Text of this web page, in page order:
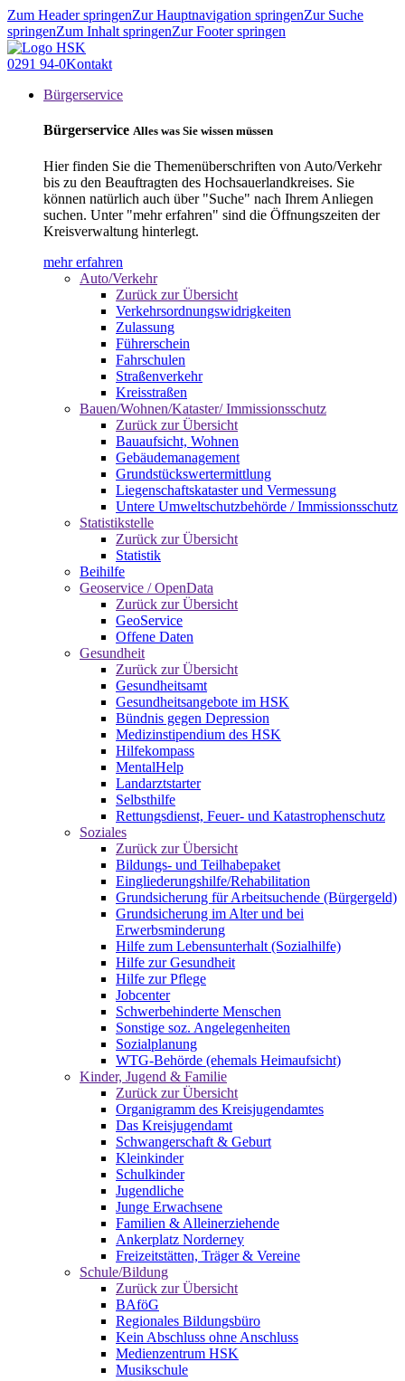
Zum Header springenZur Hauptnavigation springenZur Suche
springenZum Inhalt springenZur Footer springen
0291 94-0Kontakt
Bürgerservice
Bürgerservice Alles was Sie wissen müssen
Hier finden Sie die Themenüberschriften von Auto/Verkehr
bis zu den Beauftragten des Hochsauerlandkreises. Sie
können natürlich auch über "Suche" nach Ihrem Anliegen
suchen. Unter "mehr erfahren" sind die Öffnungszeiten der
Kreisverwaltung hinterlegt.
mehr erfahren
Auto/Verkehr
Zurück zur Übersicht
Verkehrsordnungswidrigkeiten
Zulassung
Führerschein
Fahrschulen
Straßenverkehr
Kreisstraßen
Bauen/Wohnen/Kataster/ Immissionsschutz
Zurück zur Übersicht
Bauaufsicht, Wohnen
Gebäudemanagement
Grundstückswertermittlung
Liegenschaftskataster und Vermessung
Untere Umweltschutzbehörde / Immissionsschutz
Statistikstelle
Zurück zur Übersicht
Statistik
Beihilfe
Geoservice / OpenData
Zurück zur Übersicht
GeoService
Offene Daten
Gesundheit
Zurück zur Übersicht
Gesundheitsamt
Gesundheitsangebote im HSK
Bündnis gegen Depression
Medizinstipendium des HSK
Hilfekompass
MentalHelp
Landarztstarter
Selbsthilfe
Rettungsdienst, Feuer- und Katastrophenschutz
Soziales
Zurück zur Übersicht
Bildungs- und Teilhabepaket
Eingliederungshilfe/Rehabilitation
Grundsicherung für Arbeitsuchende (Bürgergeld)
Grundsicherung im Alter und bei
Erwerbsminderung
Hilfe zum Lebensunterhalt (Sozialhilfe)
Hilfe zur Gesundheit
Hilfe zur Pflege
Jobcenter
Schwerbehinderte Menschen
Sonstige soz. Angelegenheiten
Sozialplanung
WTG-Behörde (ehemals Heimaufsicht)
Kinder, Jugend & Familie
Zurück zur Übersicht
Organigramm des Kreisjugendamtes
Das Kreisjugendamt
Schwangerschaft & Geburt
Kleinkinder
Schulkinder
Jugendliche
Junge Erwachsene
Familien & Alleinerziehende
Ankerplatz Norderney
Freizeitstätten, Träger & Vereine
Schule/Bildung
Zurück zur Übersicht
BAföG
Regionales Bildungsbüro
Kein Abschluss ohne Anschluss
Medienzentrum HSK
Musikschule